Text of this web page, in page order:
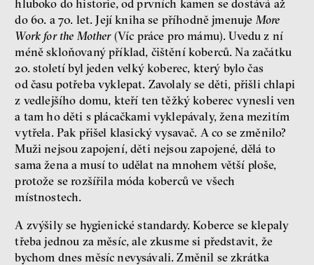
hluboko do historie, od prvních kamen se dostává až
do 60. a 70. let. Její kniha se příhodně jmenuje More
Work for the Mother (Víc práce pro mámu). Uvedu z ní
méně skloňovaný příklad, čištění koberců. Na začátku
20. století byl jeden velký koberec, který bylo čas
od času potřeba vyklepat. Zavolaly se děti, přišli chlapi
z vedlejšího domu, kteří ten těžký koberec vynesli ven
a tam ho děti s plácačkami vyklepávaly, žena mezitím
vytřela. Pak přišel klasický vysavač. A co se změnilo?
Muži nejsou zapojení, děti nejsou zapojené, dělá to
sama žena a musí to udělat na mnohem větší ploše,
protože se rozšířila móda koberců ve všech
místnostech.
A zvýšily se hygienické standardy. Koberce se klepaly
třeba jednou za měsíc, ale zkusme si představit, že
bychom dnes měsíc nevysávali. Změnil se zkrátka